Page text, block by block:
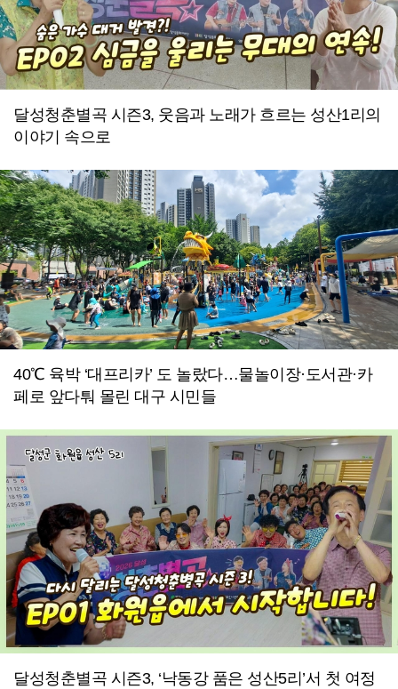
달성청춘별곡 시즌3, 웃음과 노래가 흐르는 성산1리의
이야기 속으로
40℃ 육박 ‘대프리카’ 도 놀랐다…물놀이장·도서관·카
페로 앞다퉈 몰린 대구 시민들
달성청춘별곡 시즌3, ‘낙동강 품은 성산5리’서 첫 여정